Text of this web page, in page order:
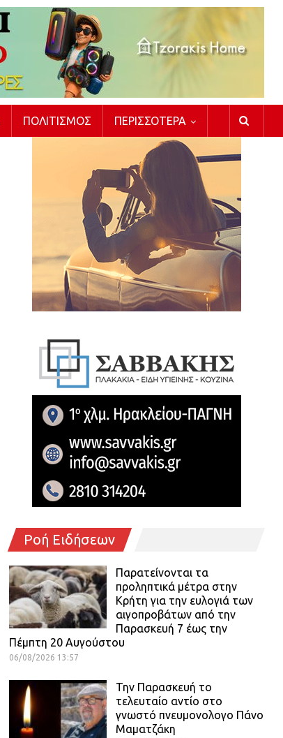
ΠΟΛΙΤΙΣΜΌΣ ΠΕΡΙΣΣΌΤΕΡΑ
Ροή Ειδήσεων
Παρατείνονται τα
προληπτικά μέτρα στην
Κρήτη για την ευλογιά των
αιγοπροβάτων από την
Παρασκευή 7 έως την
Πέμπτη 20 Αυγούστου
06/08/2026 13:57
Την Παρασκευή το
τελευταίο αντίο στο
γνωστό πνευμονολογο Πάνο
Μαματζάκη